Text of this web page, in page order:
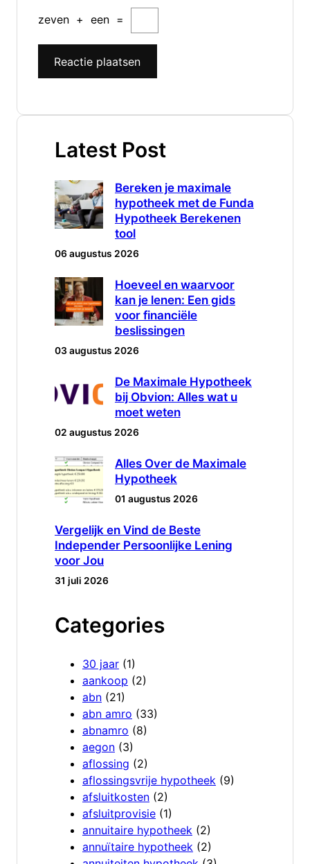
zeven + een =
Latest Post
Bereken je maximale
hypotheek met de Funda
Hypotheek Berekenen
tool
06 augustus 2026
Hoeveel en waarvoor
kan je lenen: Een gids
voor financiële
beslissingen
03 augustus 2026
De Maximale Hypotheek
bij Obvion: Alles wat u
moet weten
02 augustus 2026
Alles Over de Maximale
Hypotheek
01 augustus 2026
Vergelijk en Vind de Beste
Independer Persoonlijke Lening
voor Jou
31 juli 2026
Categories
30 jaar (1)
aankoop (2)
abn (21)
abn amro (33)
abnamro (8)
aegon (3)
aflossing (2)
aflossingsvrije hypotheek (9)
afsluitkosten (2)
afsluitprovisie (1)
annuitaire hypotheek (2)
annuïtaire hypotheek (2)